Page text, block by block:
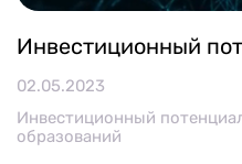
Инвестиционный
02.05.2023
Инвестиционный
образований